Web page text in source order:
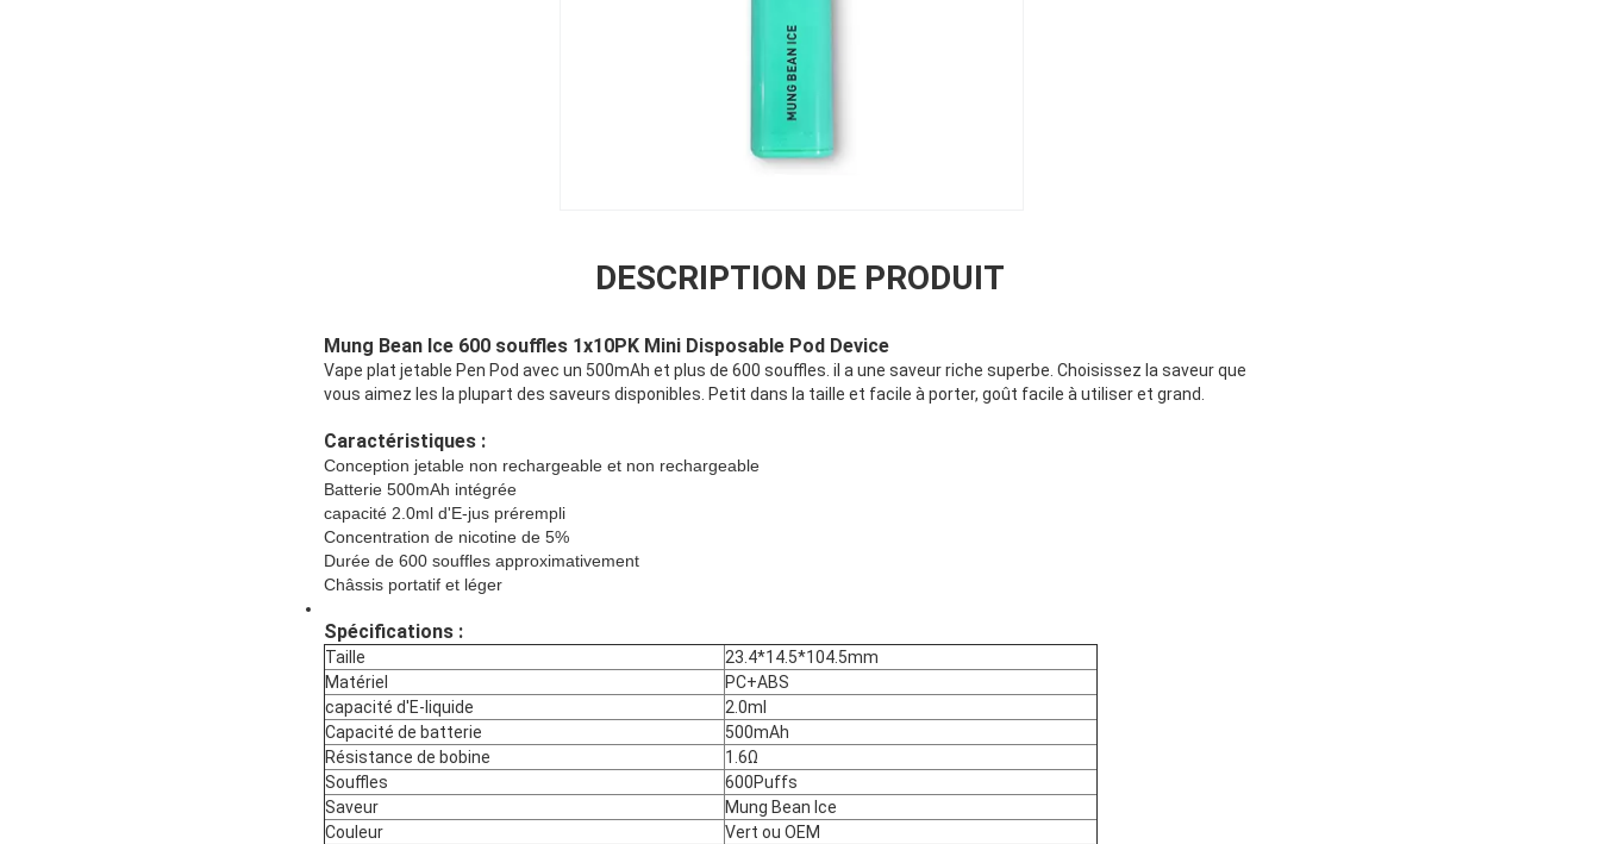
DESCRIPTION DE PRODUIT
Mung Bean Ice 600 souffles 1x10PK Mini Disposable Pod Device
Vape plat jetable Pen Pod avec un 500mAh et plus de 600 souffles. il a une saveur riche superbe. Choisissez la saveur que
vous aimez les la plupart des saveurs disponibles. Petit dans la taille et facile à porter, goût facile à utiliser et grand.
Caractéristiques :
Conception jetable non rechargeable et non rechargeable
Batterie 500mAh intégrée
capacité 2.0ml d'E-jus prérempli
Concentration de nicotine de 5%
Durée de 600 souffles approximativement
Châssis portatif et léger
Spécifications :
Taille
23.4*14.5*104.5mm
Matériel
PC+ABS
capacité d'E-liquide
2.0ml
Capacité de batterie
500mAh
Résistance de bobine
1.6Ω
Souffles
600Puffs
Saveur
Mung Bean Ice
Couleur
Vert ou OEM